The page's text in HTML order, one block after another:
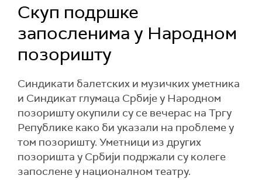
Скуп подршке
запосленима у Народном
позоришту
Синдикати балетских и музичких уметника
и Синдикат глумаца Србије у Народном
позоришту окупили су се вечерас на Тргу
Републике како би указали на проблеме у
том позоришту. Уметници из других
позоришта у Србији подржали су колеге
запослене у националном театру.